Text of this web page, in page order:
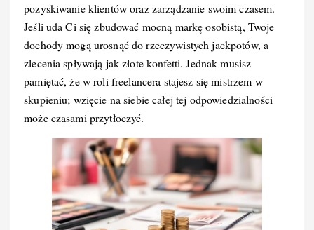
pozyskiwanie klientów oraz zarządzanie swoim czasem.
Jeśli uda Ci się zbudować mocną markę osobistą, Twoje
dochody mogą urosnąć do rzeczywistych jackpotów, a
zlecenia spływają jak złote konfetti. Jednak musisz
pamiętać, że w roli freelancera stajesz się mistrzem w
skupieniu; wzięcie na siebie całej tej odpowiedzialności
może czasami przytłoczyć.